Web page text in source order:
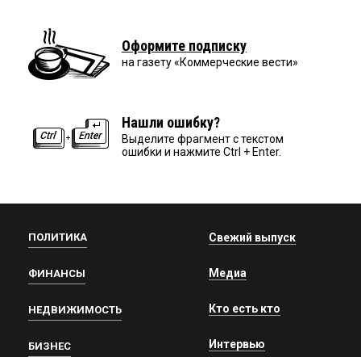
Оформите подписку
на газету «Коммерческие вести»
Нашли ошибку?
Выделите фрагмент с текстом
ошибки и нажмите Ctrl + Enter.
ПОЛИТИКА
ФИНАНСЫ
НЕДВИЖИМОСТЬ
БИЗНЕС
Свежий выпуск
Медиа
Кто есть кто
Интервью